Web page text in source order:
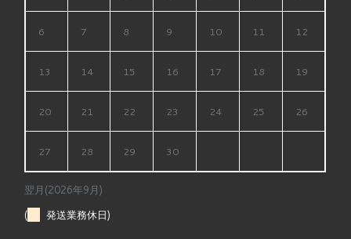
翌月(2026年9月)
6 7 8 9 10 11 12
13 14 15 16 17 18 19
20 21 22 23 24 25 26
27 28 29 30
( 発送業務休日)